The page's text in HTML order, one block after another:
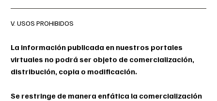
V. USOS PROHIBIDOS
La información publicada en nuestros portales
virtuales no podrá ser objeto de comercialización,
distribución, copia o modificación.
Se restringe de manera enfática la comercialización